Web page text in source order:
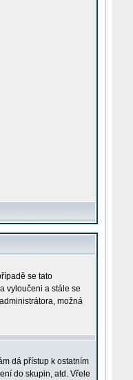
se tato
vyloučeni a stále se
možná
dá přístup k ostatním
do skupin, atd. Vřele